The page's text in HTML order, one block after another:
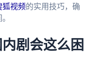
狐视频的实用技巧，确
剧会这么困